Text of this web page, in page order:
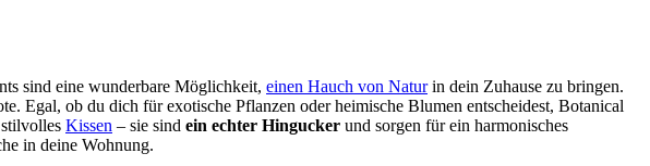
sind eine wunderbare Möglichkeit, einen Hauch von Naturin dein Zuhause zu bringen.
Egal, ob du dich für exotische Pflanzen oder heimische Blumen entscheidest, Botanical
Kissen – sie sind ein echter Hingucker und sorgen für ein harmonisches
in deine Wohnung.